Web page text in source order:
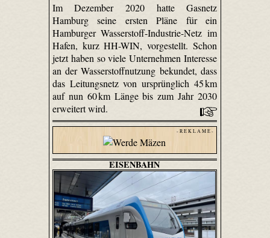
Im Dezember 2020 hatte Gasnetz
Hamburg seine ersten Pläne für ein
Hamburger Wasserstoff-Industrie-Netz im
Hafen, kurz HH-WIN, vorgestellt. Schon
jetzt haben so viele Unternehmen Interesse
an der Wasserstoffnutzung bekundet, dass
das Leitungsnetz von ursprünglich 45 km
auf nun 60 km Länge bis zum Jahr 2030
erweitert wird.
- R E K L A M E -
EISENBAHN